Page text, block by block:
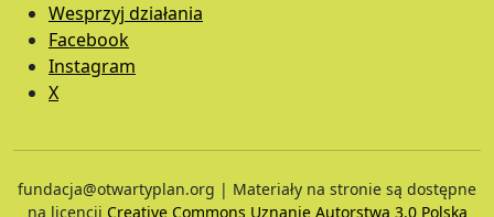
Wesprzyj działania
Facebook
Instagram
X
fundacja@otwartyplan.org | Materiały na stronie są dostępne
na licencji Creative Commons Uznanie Autorstwa 3.0 Polska